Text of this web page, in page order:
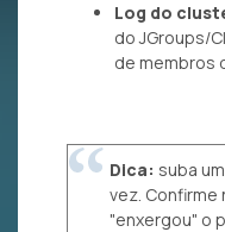
Log do
do JGroups/
de membros
Dica: suba
vez. Confirme
"enxergou" o